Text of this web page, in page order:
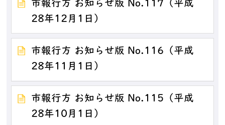
市報行方 お知らせ版 No.117（平成
28年12月1日）
市報行方 お知らせ版 No.116（平成
28年11月1日）
市報行方 お知らせ版 No.115（平成
28年10月1日）